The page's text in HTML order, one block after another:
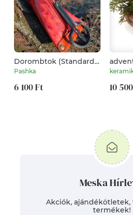
Dorombtok (Standard)
Lakk narancs
Pashka
6 100 Ft
bézs)
10
Meska
Akciók,
termékek!